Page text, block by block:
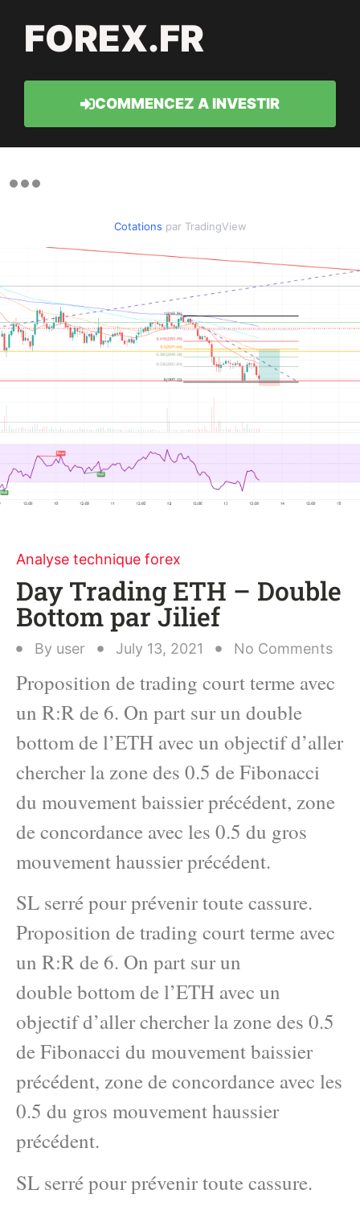
FOREX.FR
COMMENCEZ A INVESTIR
Cotations par TradingView
Analyse technique forex
Day Trading ETH – Double
Bottom par Jilief
By user July 13, 2021 No Comments
Proposition de trading court terme avec
un R:R de 6. On part sur un double
bottom de l’ETH avec un objectif d’aller
chercher la zone des 0.5 de Fibonacci
du mouvement baissier précédent, zone
de concordance avec les 0.5 du gros
mouvement haussier précédent.
SL serré pour prévenir toute cassure.
Proposition de trading court terme avec
un R:R de 6. On part sur un
double bottom de l’ETH avec un
objectif d’aller chercher la zone des 0.5
de Fibonacci du mouvement baissier
précédent, zone de concordance avec les
0.5 du gros mouvement haussier
précédent.
SL serré pour prévenir toute cassure.